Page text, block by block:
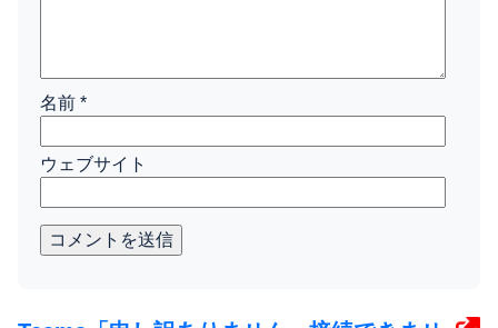
名前 *
ウェブサイト
コメントを送信